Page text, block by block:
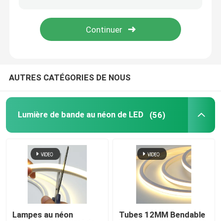
lumière de bande flexible au néon
Lumière de bande flexible de LED
Lumière linéaire d'horizon
Sous la lumière de bande du Cabinet LED
Lumière de bijoux de LED
AUTRES CATÉGORIES DE NOUS
Lumière de bande au néon de LED (56)
Lampes au néon
Tubes 12MM Bendable